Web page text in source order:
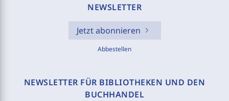
NEWSLETTER
Jetzt abonnieren
Abbestellen
NEWSLETTER FÜR BIBLIOTHEKEN UND DEN
BUCHHANDEL